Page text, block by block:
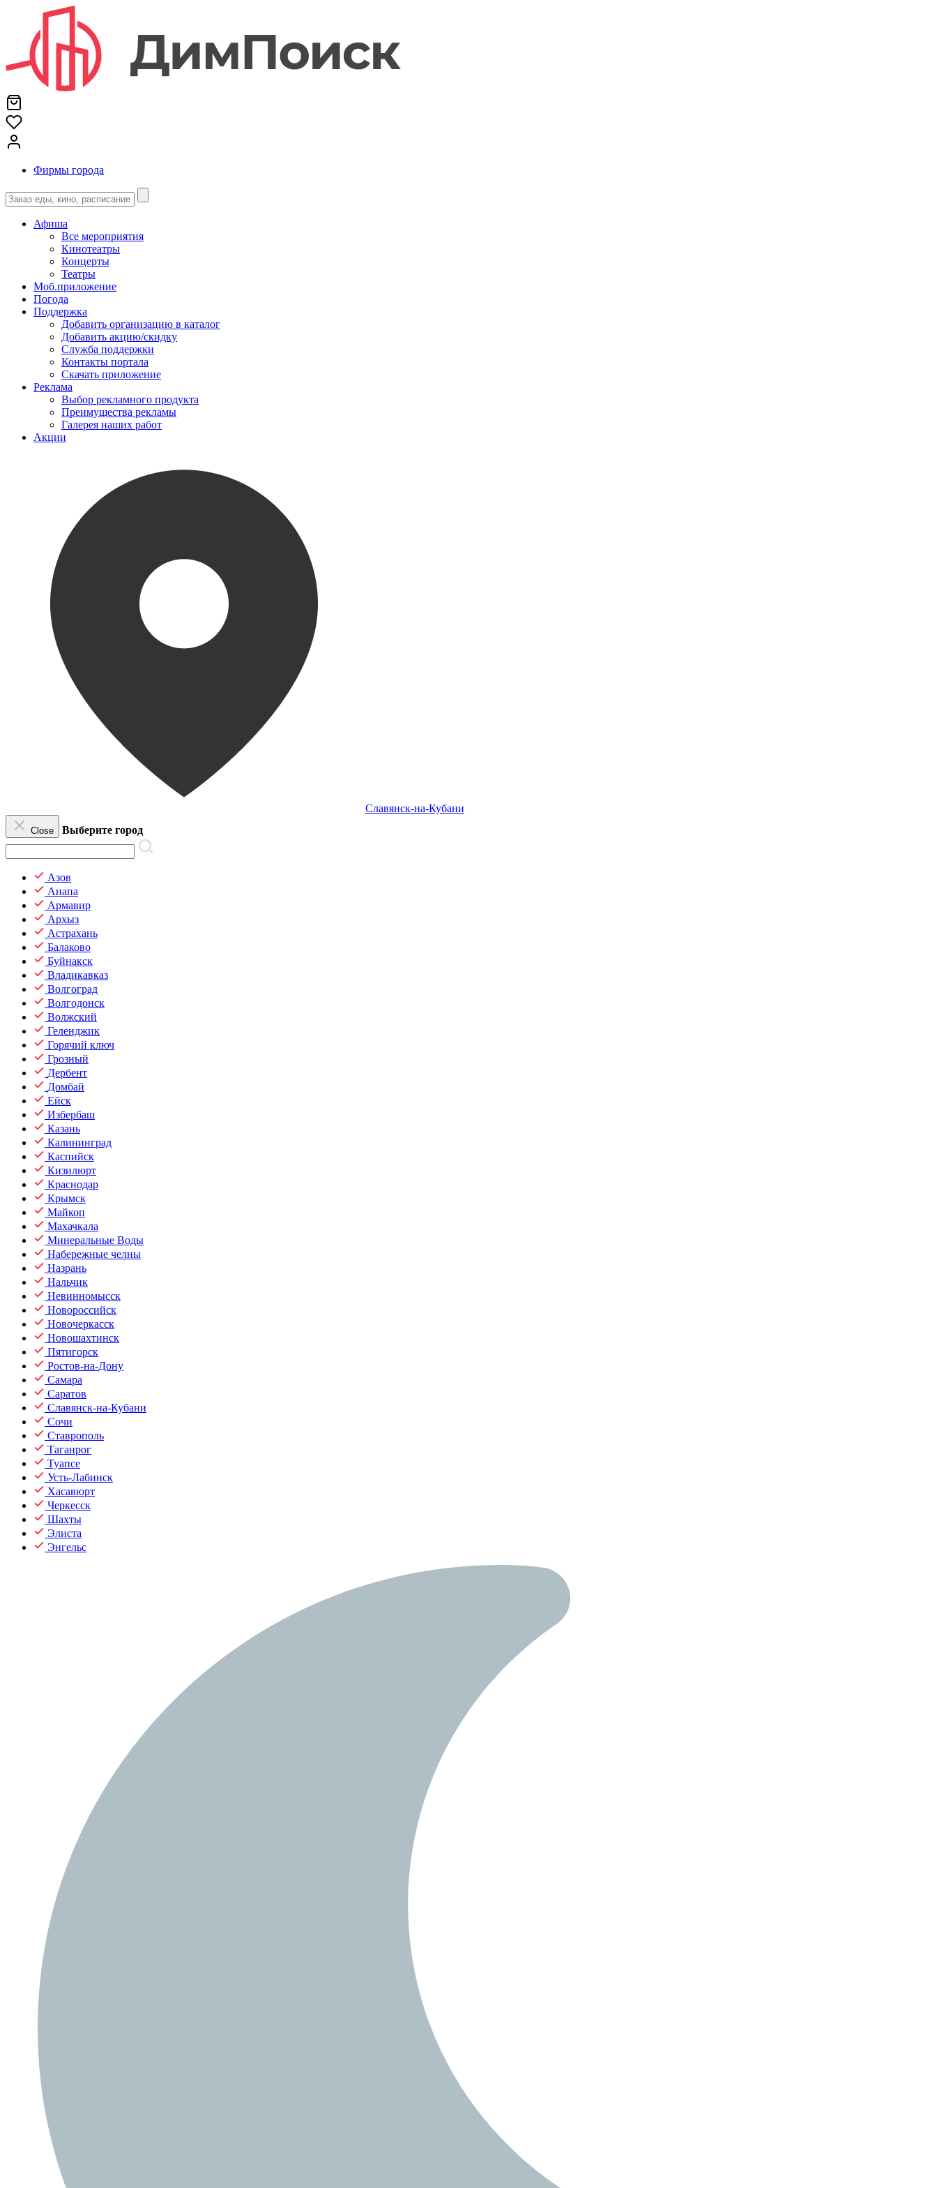
Фирмы города
Афиша
Все мероприятия
Кинотеатры
Концерты
Театры
Моб.приложение
Погода
Поддержка
Добавить организацию в каталог
Добавить акцию/скидку
Служба поддержки
Контакты портала
Скачать приложение
Реклама
Выбор рекламного продукта
Преимущества рекламы
Галерея наших работ
Акции
Славянск-на-Кубани
Close Выберите город
Азов
Анапа
Армавир
Архыз
Астрахань
Балаково
Буйнакск
Владикавказ
Волгоград
Волгодонск
Волжский
Геленджик
Горячий ключ
Грозный
Дербент
Домбай
Ейск
Избербаш
Казань
Калининград
Каспийск
Кизилюрт
Краснодар
Крымск
Майкоп
Махачкала
Минеральные Воды
Набережные челны
Назрань
Нальчик
Невинномысск
Новороссийск
Новочеркасск
Новошахтинск
Пятигорск
Ростов-на-Дону
Самара
Саратов
Славянск-на-Кубани
Сочи
Ставрополь
Таганрог
Туапсе
Усть-Лабинск
Хасавюрт
Черкесск
Шахты
Элиста
Энгельс